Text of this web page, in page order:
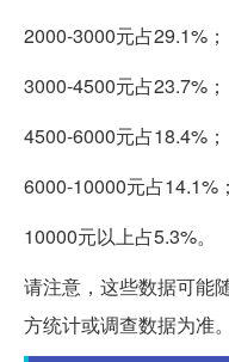
2000-3000元占29.1%；
3000-4500元占23.7%；
4500-6000元占18.4%；
6000-10000元占14.1%；
10000元以上占5.3%。
请注意，这些数据可能
方统计或调查数据为准。